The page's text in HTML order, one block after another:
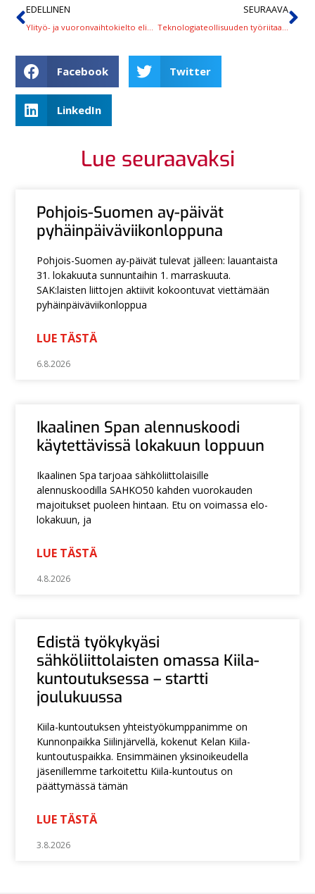
EDELLINEN SEURAAVA
Facebook Twitter
LinkedIn
Lue seuraavaksi
Pohjois-Suomen ay-päivät
pyhäinpäiväviikonloppuna
Pohjois-Suomen ay-päivät tulevat jälleen: lauantaista
31. lokakuuta sunnuntaihin 1. marraskuuta.
SAK:laisten liittojen aktiivit kokoontuvat viettämään
pyhäinpäiväviikonloppua
LUE TÄSTÄ
6.8.2026
Ikaalinen Span alennuskoodi
käytettävissä lokakuun loppuun
Ikaalinen Spa tarjoaa sähköliittolaisille
alennuskoodilla SAHKO50 kahden vuorokauden
majoitukset puoleen hintaan. Etu on voimassa elo-
lokakuun, ja
LUE TÄSTÄ
4.8.2026
Edistä työkykyäsi
sähköliittolaisten omassa Kiila-
kuntoutuksessa – startti
joulukuussa
Kiila-kuntoutuksen yhteistyökumppanimme on
Kunnonpaikka Siilinjärvellä, kokenut Kelan Kiila-
kuntoutuspaikka. Ensimmäinen yksinoikeudella
jäsenillemme tarkoitettu Kiila-kuntoutus on
päättymässä tämän
LUE TÄSTÄ
3.8.2026